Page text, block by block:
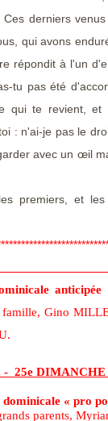
derniers
qui avons
répondit à l'un
tu pas été
qui te revient, et
: n'ai-je pas le
avec un œil
premiers, et les
anticipée
Gino
25e DIMANCHE
« pro
parents,